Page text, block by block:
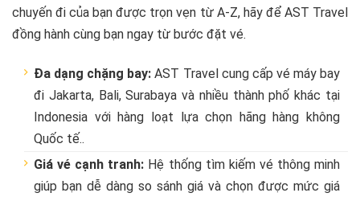
chuyến đi của bạn được trọn vẹn từ A-Z, hãy để AST Travel
đồng hành cùng bạn ngay từ bước đặt vé.
Đa dạng chặng bay: AST Travel cung cấp vé máy bay
đi Jakarta, Bali, Surabaya và nhiều thành phố khác tại
Indonesia với hàng loạt lựa chọn hãng hàng không
Quốc tế..
Giá vé cạnh tranh: Hệ thống tìm kiếm vé thông minh
giúp bạn dễ dàng so sánh giá và chọn được mức giá